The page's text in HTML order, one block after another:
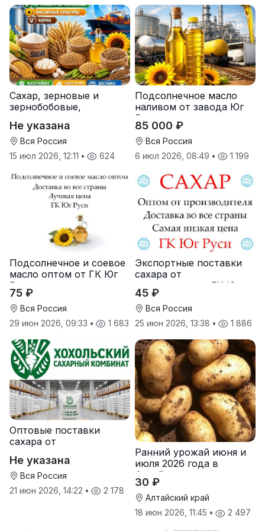
Сахар, зерновые и
зернобобовые,
корма
Не указана
Вся Россия
15 июл 2026, 12:11 • 624
Подсолнечное масло
наливом от завода Юг
Руси
85 000 ₽
Вся Россия
6 июл 2026, 08:49 • 1 199
Подсолнечное и соевое
масло оптом от ГК Юг
Руси
75 ₽
Вся Россия
29 июн 2026, 09:33 • 1 683
Экспортные поставки
сахара от
производителя ГК Юг
Руси
45 ₽
Вся Россия
25 июн 2026, 13:38 • 1 886
Оптовые поставки
сахара от
Хохольский сахарный
комбинат
Не указана
Вся Россия
21 июн 2026, 14:22 • 2 178
Ранний урожай июня и
июля 2026 года в
Алтайском крае
30 ₽
Алтайский край
18 июн 2026, 11:45 • 2 497